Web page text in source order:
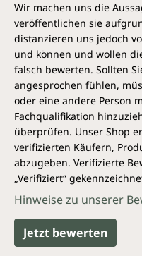
Wir machen uns die
veröffentlichen sie
distanzieren uns jedoch
und können und wollen
falsch bewerten. Sollten
angesprochen fühlen,
oder eine andere Person
Fachqualifikation
überprüfen. Unser Shop
verifizierten Käufern,
abzugeben. Verifizierte
„Verifiziert“
Hinweise zu unserer
Jetzt bewerten